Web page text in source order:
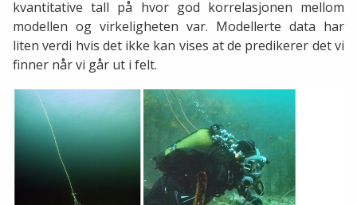
kvantitative tall på hvor god korrelasjonen mellom
modellen og virkeligheten var. Modellerte data har
liten verdi hvis det ikke kan vises at de predikerer det vi
finner når vi går ut i felt.